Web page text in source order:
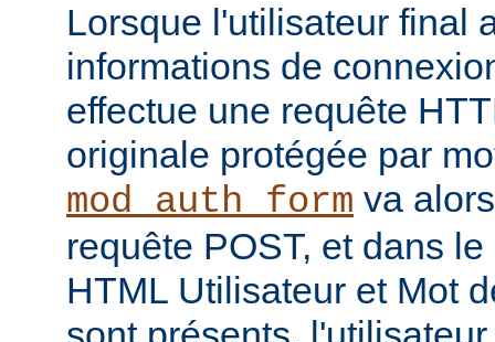
Lorsque l'utilisateur final
informations de
effectue une requête
originale protégée par
mod_auth_form va
requête POST, et dans
HTML Utilisateur et Mot